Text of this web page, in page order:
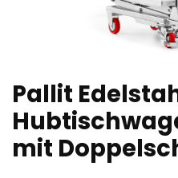
Pallit
mit